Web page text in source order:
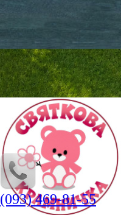
(093) 469-81-55